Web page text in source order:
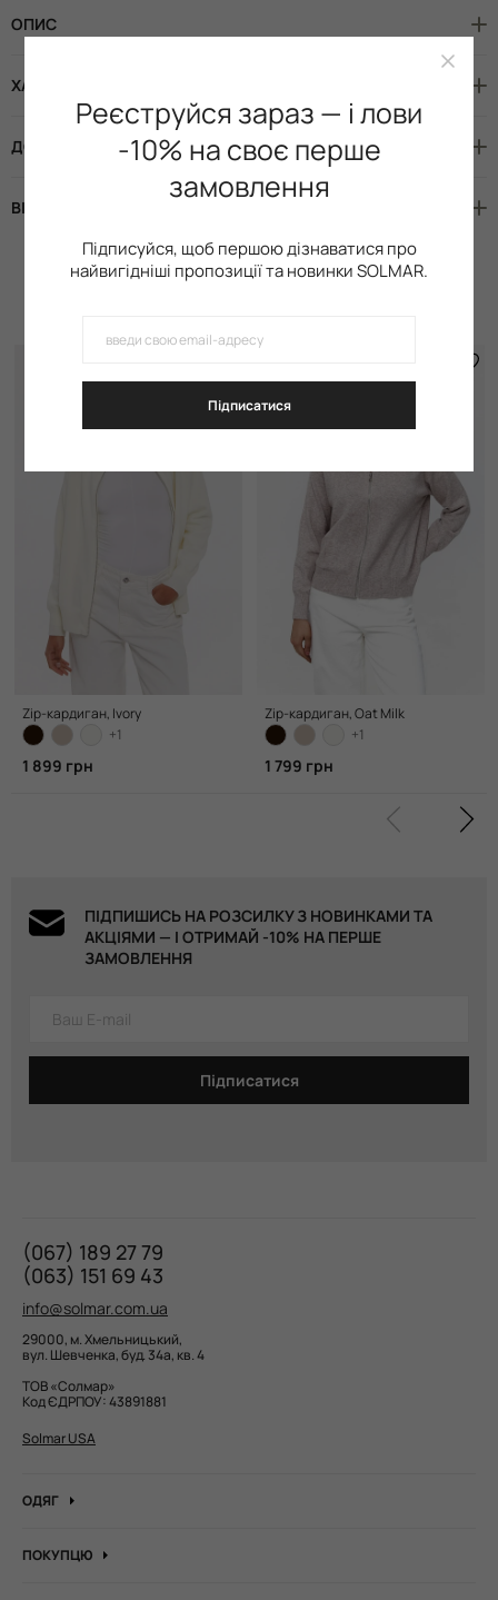
ОПИС
ХАРАКТЕРИСТИКИ
ДОСТАВКА І ОПЛАТА
ВІДГУКИ
Zip-кардиган, Ivory
+1
1 899 грн
Zip-кардиган, Oat Milk
+1
1 799 грн
ПІДПИШИСЬ НА РОЗСИЛКУ З НОВИНКАМИ ТА
АКЦІЯМИ — І ОТРИМАЙ -10% НА ПЕРШЕ
ЗАМОВЛЕННЯ
Підписатися
Реєструйся зараз — і лови
-10% на своє перше
замовлення
Підписуйся, щоб першою дізнаватися про
найвигідніші пропозиції та новинки SOLMAR.
Підписатися
(067) 189 27 79
(063) 151 69 43
info@solmar.com.ua
29000, м. Хмельницький,
вул. Шевченка, буд. 34а, кв. 4
ТОВ «Солмар»
Код ЄДРПОУ: 43891881
Solmar USA
ОДЯГ
Кофти та джемпера
ПОКУПЦЮ